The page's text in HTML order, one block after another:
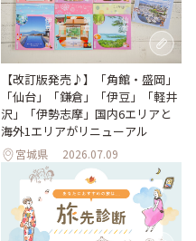
【改訂版発売♪】「角館・盛岡」
「仙台」「鎌倉」「伊豆」「軽井
沢」「伊勢志摩」国内6エリアと
海外1エリアがリニューアル
宮城県 2026.07.09